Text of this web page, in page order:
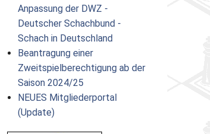
Anpassung der DWZ -
Deutscher Schachbund -
Schach in Deutschland
Beantragung einer
Zweitspielberechtigung ab der
Saison 2024/25
NEUES Mitgliederportal
(Update)